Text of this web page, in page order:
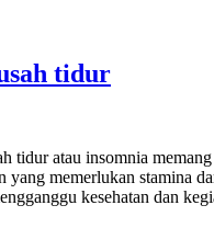
tidur
tidur atau insomnia
yang memerlukan stamina
kesehatan dan